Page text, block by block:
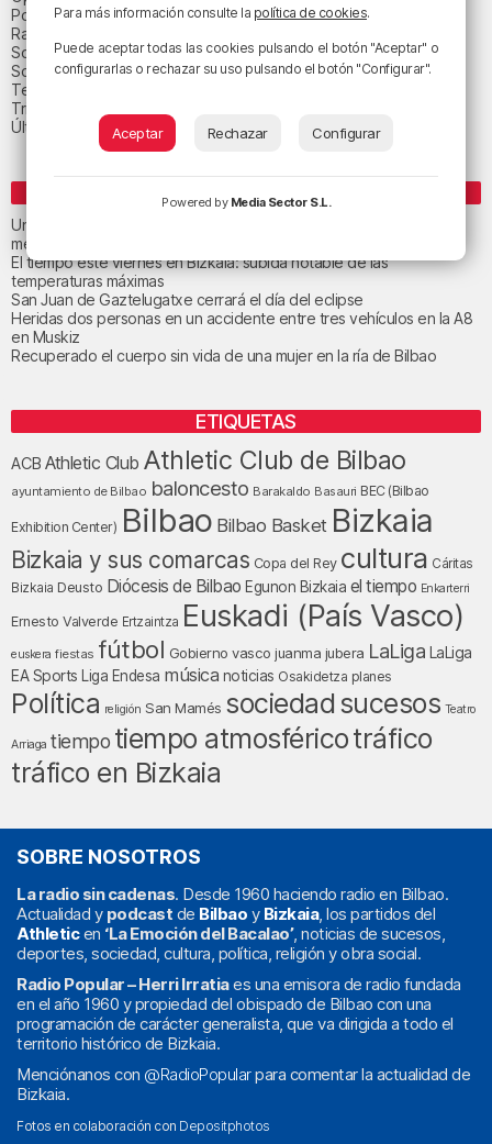
Política
Radio Popular-Herri Irratia
Social y religión
Sociedad
Tecnología
Triple B
Última hora
ENTRADAS RECIENTES
Un total de 124 centros de Infantil y Primaria de Euskadi realizarán
mejoras con una inversión de 19,3 millones
El tiempo este viernes en Bizkaia: subida notable de las
temperaturas máximas
San Juan de Gaztelugatxe cerrará el día del eclipse
Heridas dos personas en un accidente entre tres vehículos en la A8
en Muskiz
Recuperado el cuerpo sin vida de una mujer en la ría de Bilbao
ETIQUETAS
ACB Athletic Club Athletic Club de Bilbao
ayuntamiento de Bilbao baloncesto Barakaldo Basauri BEC (Bilbao
Exhibition Center) Bilbao Bilbao Basket Bizkaia
Bizkaia y sus comarcas Copa del Rey cultura Cáritas
Bizkaia Deusto Diócesis de Bilbao Egunon Bizkaia el tiempo Enkarterri
Ernesto Valverde Ertzaintza Euskadi (País Vasco)
euskera fiestas fútbol Gobierno vasco juanma jubera LaLiga LaLiga
EA Sports
Liga Endesa música noticias Osakidetza planes
Política religión San Mamés sociedad sucesos Teatro
Arriaga tiempo tiempo atmosféricotráfico
tráfico en Bizkaia
SOBRE NOSOTROS
La radio sin cadenas. Desde 1960 haciendo radio en Bilbao.
Actualidad y podcast de Bilbao y Bizkaia, los partidos del
Athleticen ‘La Emoción del Bacalao’, noticias de sucesos,
deportes, sociedad, cultura, política, religión y obra social.
Radio Popular – Herri Irratiaes una emisora de radio fundada
en el año 1960 y propiedad del obispado de Bilbao con una
programación de carácter generalista, que va dirigida a todo el
territorio histórico de Bizkaia.
Menciónanos con @RadioPopularpara comentar la actualidad de
Bizkaia.
Fotos en colaboración con Depositphotos
Para más información consulte la política de cookies.
Puede aceptar todas las cookies pulsando el botón "Aceptar" o
configurarlas o rechazar su uso pulsando el botón "Configurar".
Aceptar Rechazar Configurar
Powered by Media Sector S.L.